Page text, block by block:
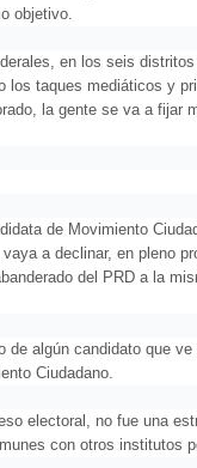
objetivo.
en los seis
los taques mediáticos y
la gente se va a fijar
de Movimiento
a declinar, en pleno
del PRD a la
de algún candidato que ve
Ciudadano.
electoral, no fue una
con otros institutos